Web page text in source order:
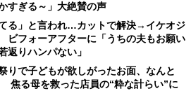
すぎる～」大絶賛の声
る」と言われ…カットで解決→イケオジ
フォーアフターに「うちの夫もお願い
返りハンパない」
りで子どもが欲しがったお面、なんと
焦る母を救った店員の“粋な計らい”に